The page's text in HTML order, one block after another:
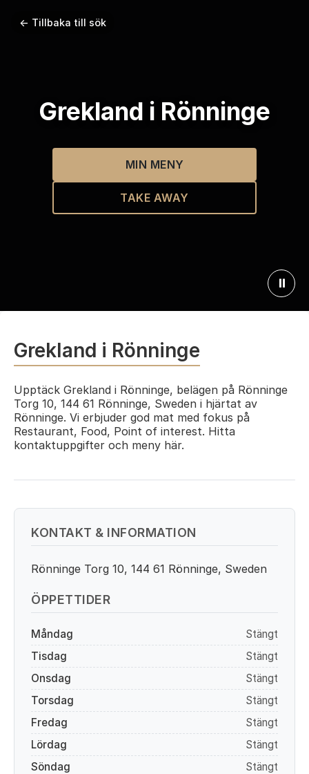
← Tillbaka till sök
Grekland i Rönninge
MIN MENY
TAKE AWAY
⏸
Grekland i Rönninge
Upptäck Grekland i Rönninge, belägen på Rönninge
Torg 10, 144 61 Rönninge, Sweden i hjärtat av
Rönninge. Vi erbjuder god mat med fokus på
Restaurant, Food, Point of interest. Hitta
kontaktuppgifter och meny här.
KONTAKT & INFORMATION
Rönninge Torg 10, 144 61 Rönninge, Sweden
ÖPPETTIDER
Måndag
Stängt
Tisdag
Stängt
Onsdag
Stängt
Torsdag
Stängt
Fredag
Stängt
Lördag
Stängt
Söndag
Stängt